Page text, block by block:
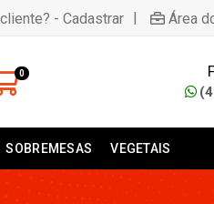
- Cadastrar | Área
0
SOBREMESAS VEGETAIS